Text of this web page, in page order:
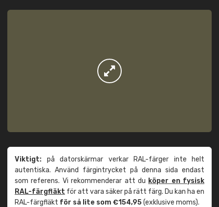
Viktigt: på datorskärmar verkar RAL-färger inte helt
autentiska. Använd färgintrycket på denna sida endast
som referens. Vi rekommenderar att du köper en fysisk
RAL-färgfläkt för att vara säker på rätt färg. Du kan ha en
RAL-färgfläkt för så lite som €154,95(exklusive moms).